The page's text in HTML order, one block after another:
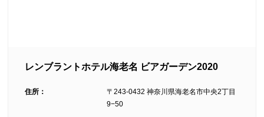
レンブラントホテル海老名 ビアガーデン2020
住所：
〒243-0432 神奈川県海老名市中央2丁目
9−50